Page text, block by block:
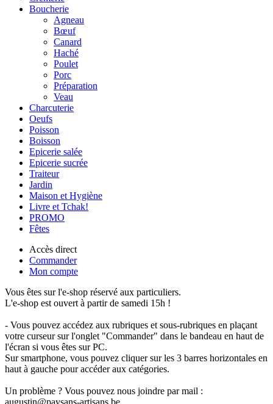
Boucherie
Agneau
Bœuf
Canard
Haché
Poulet
Porc
Préparation
Veau
Charcuterie
Oeufs
Poisson
Boisson
Epicerie salée
Epicerie sucrée
Traiteur
Jardin
Maison et Hygiène
Livre et Tchak!
PROMO
Fêtes
Accès direct
Commander
Mon compte
Vous êtes sur l'e-shop réservé aux particuliers.
L'e-shop est ouvert à partir de samedi 15h !
- Vous pouvez accédez aux rubriques et sous-rubriques en plaçant
votre curseur sur l'onglet "Commander" dans le bandeau en haut de
l'écran si vous êtes sur PC.
Sur smartphone, vous pouvez cliquer sur les 3 barres horizontales en
haut à gauche pour accéder aux catégories.
Un problème ? Vous pouvez nous joindre par mail :
augustin@paysans-artisans.be